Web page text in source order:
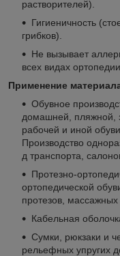
растворителей).
Гигиеничность
грибков).
Не вызывает
всех видах ортопедии.
Применение
Обувное
домашней, пляжной,
рабочей и иной
Производство
д транспорта,
Протезно-
ортопедической
протезов, массажных
Кабельная
Сумки, рюкзаки и
рельефных упругих